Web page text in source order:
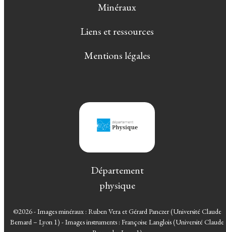
Minéraux
Liens et ressources
Mentions légales
Département
physique
©2026 - Images minéraux : Ruben Vera et Gérard Panczer (Université Claude
Bernard – Lyon 1) - Images instruments : Françoise Langlois (Université Claude